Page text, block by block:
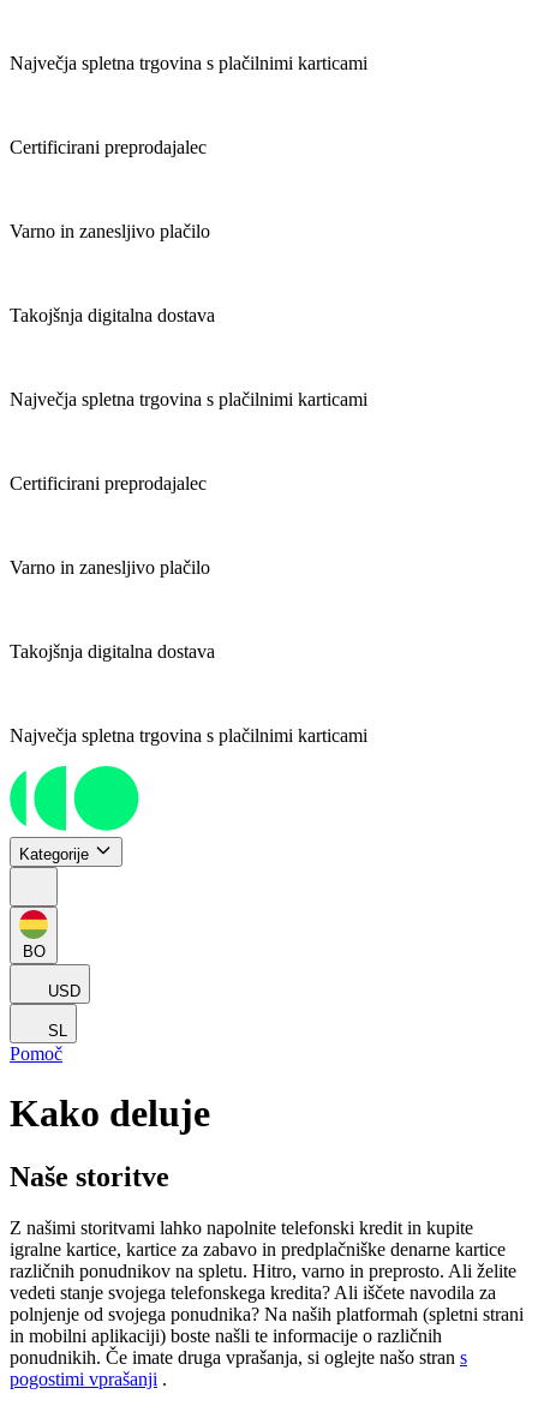
Največja spletna trgovina s plačilnimi karticami
Certificirani preprodajalec
Varno in zanesljivo plačilo
Takojšnja digitalna dostava
Največja spletna trgovina s plačilnimi karticami
Certificirani preprodajalec
Varno in zanesljivo plačilo
Takojšnja digitalna dostava
Največja spletna trgovina s plačilnimi karticami
Kategorije
BO
USD
SL
Pomoč
Kako deluje
Naše storitve
Z našimi storitvami lahko napolnite telefonski kredit in kupite
igralne kartice, kartice za zabavo in predplačniške denarne kartice
različnih ponudnikov na spletu. Hitro, varno in preprosto. Ali želite
vedeti stanje svojega telefonskega kredita? Ali iščete navodila za
polnjenje od svojega ponudnika? Na naših platformah (spletni strani
in mobilni aplikaciji) boste našli te informacije o različnih
ponudnikih. Če imate druga vprašanja, si oglejte našo stran s
pogostimi vprašanji .